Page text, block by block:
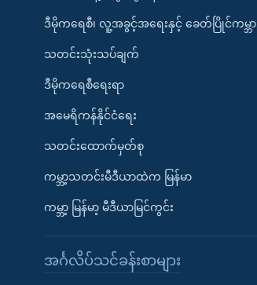
ဒီမိုကရေစီ၊ လူ့အခွင့်အရေးနှင့် ခေတ်ပြိုင်ကမ္ဘာ
သတင်းသုံးသပ်ချက်
ဒီမိုကရေစီရေးရာ
အမေရိကန်နိုင်ငံရေး
သတင်းထောက်မှတ်စု
ကမ္ဘာ့သတင်းမီဒီယာထဲက မြန်မာ
ကမ္ဘာ့ မြန်မာ့ မီဒီယာမြင်ကွင်း
အင်္ဂလိပ်သင်ခန်းစာများ